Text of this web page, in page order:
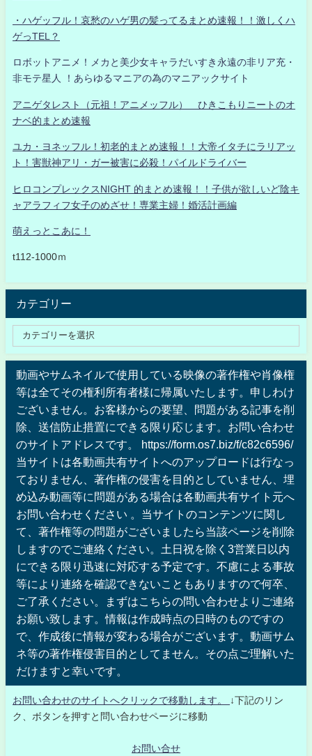
・ハゲッフル！哀愁のハゲ男の髪ってるまとめ速報！！激しくハ
ゲっTEL？
ロボットアニメ！メカと美少女キャラだいすき永遠の非リア充・
非モテ星人 ！あらゆるマニアの為のマニアックサイト
アニゲタレスト（元祖！アニメッフル） ひきこもりニートのオ
ナベ的まとめ速報
ユカ・ヨネッフル！初老的まとめ速報！！大帝イタチにラリアッ
ト！害獣神アリ・ガー被害に必殺！パイルドライバー
ヒロコンプレックスNIGHT 的まとめ速報！！子供が欲しいど陰キ
ャアラフィフ女子のめざせ！専業主婦！婚活計画編
萌えっとこあに！
t112-1000ｍ
カテゴリー
動画やサムネイルで使用している映像の著作権や肖像権
等は全てその権利所有者様に帰属いたします。申しわけ
ございません。お客様からの要望、問題がある記事を削
除、送信防止措置にできる限り応じます。お問い合わせ
のサイトアドレスです。 https://form.os7.biz/f/c82c6596/
当サイトは各動画共有サイトへのアップロードは行なっ
ておりません、著作権の侵害を目的としていません、埋
め込み動画等に問題がある場合は各動画共有サイト元へ
お問い合わせください 。当サイトのコンテンツに関し
て、著作権等の問題がございましたら当該ページを削除
しますのでご連絡ください。土日祝を除く3営業日以内
にできる限り迅速に対応する予定です。不慮による事故
等により連絡を確認できないこともありますので何卒、
ご了承ください。まずはこちらの問い合わせよりご連絡
お願い致します。情報は作成時点の日時のものですの
で、作成後に情報が変わる場合がございます。動画サム
ネ等の著作権侵害目的としてません。その点ご理解いた
だけますと幸いです。
お問い合わせのサイトへクリックで移動します。
↓下記のリン
ク、ボタンを押すと問い合わせページに移動
お問い合せ